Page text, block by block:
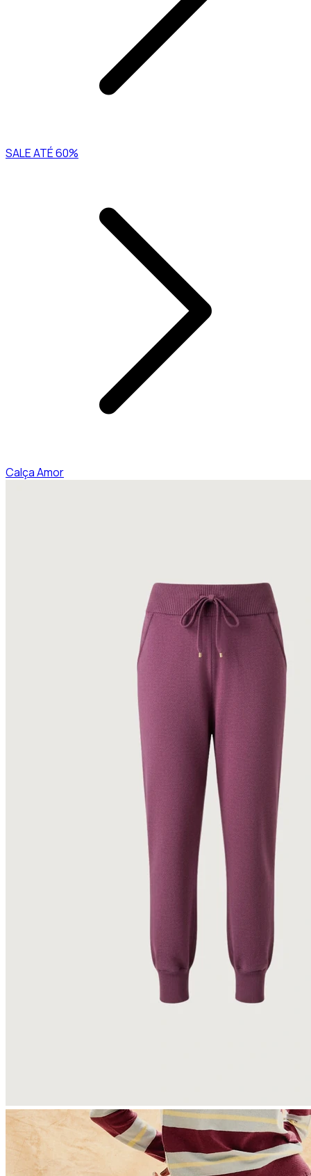
SALE ATÉ 60%
Calça Amor